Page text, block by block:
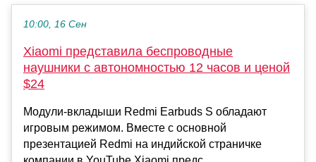
10:00, 16 Сен
Xiaomi представила беспроводные
наушники с автономностью 12 часов и ценой
$24
Модули-вкладыши Redmi Earbuds S обладают
игровым режимом. Вместе с основной
презентацией Redmi на индийской страничке